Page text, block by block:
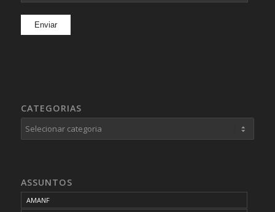
CATEGORIAS
Categorias
ASSUNTOS
AMANF